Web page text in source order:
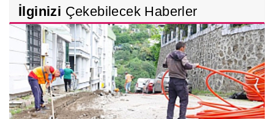
İlginizi Çekebilecek Haberler